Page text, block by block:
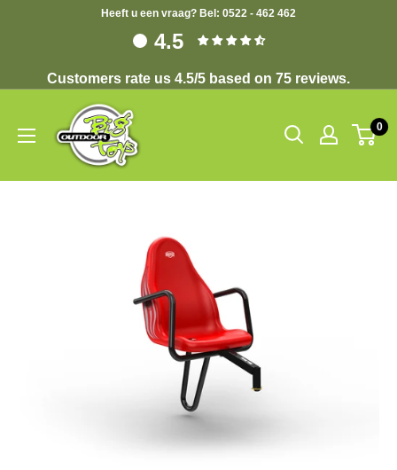
Heeft u een vraag? Bel: 0522 - 462 462
4.5
Customers rate us 4.5/5 based on 75 reviews.
0